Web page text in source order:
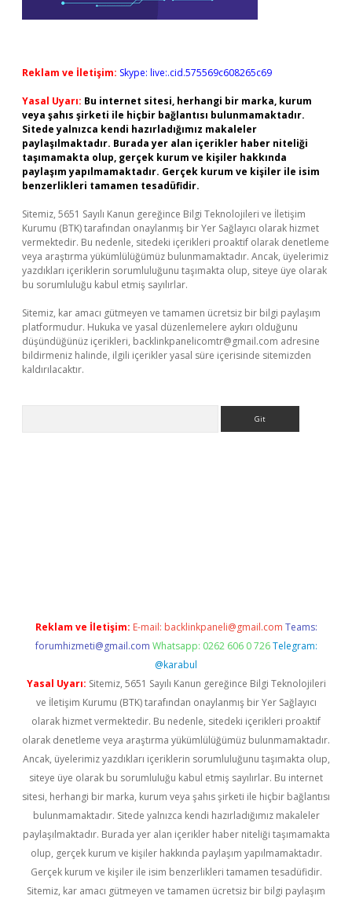
Reklam ve İletişim: Skype: live:.cid.575569c608265c69
Yasal Uyarı: Bu internet sitesi, herhangi bir marka, kurum
veya şahıs şirketi ile hiçbir bağlantısı bulunmamaktadır.
Sitede yalnızca kendi hazırladığımız makaleler
paylaşılmaktadır. Burada yer alan içerikler haber niteliği
taşımamakta olup, gerçek kurum ve kişiler hakkında
paylaşım yapılmamaktadır. Gerçek kurum ve kişiler ile isim
benzerlikleri tamamen tesadüfidir.
Sitemiz, 5651 Sayılı Kanun gereğince Bilgi Teknolojileri ve İletişim
Kurumu (BTK) tarafından onaylanmış bir Yer Sağlayıcı olarak hizmet
vermektedir. Bu nedenle, sitedeki içerikleri proaktif olarak denetleme
veya araştırma yükümlülüğümüz bulunmamaktadır. Ancak, üyelerimiz
yazdıkları içeriklerin sorumluluğunu taşımakta olup, siteye üye olarak
bu sorumluluğu kabul etmiş sayılırlar.
Sitemiz, kar amacı gütmeyen ve tamamen ücretsiz bir bilgi paylaşım
platformudur. Hukuka ve yasal düzenlemelere aykırı olduğunu
düşündüğünüz içerikleri, backlinkpanelicomtr@gmail.com adresine
bildirmeniz halinde, ilgili içerikler yasal süre içerisinde sitemizden
kaldırılacaktır.
Reklam ve İletişim: E-mail: backlinkpaneli@gmail.com Teams:
forumhizmeti@gmail.com Whatsapp: 0262 606 0 726 Telegram:
@karabul
Yasal Uyarı: Sitemiz, 5651 Sayılı Kanun gereğince Bilgi Teknolojileri
ve İletişim Kurumu (BTK) tarafından onaylanmış bir Yer Sağlayıcı
olarak hizmet vermektedir. Bu nedenle, sitedeki içerikleri proaktif
olarak denetleme veya araştırma yükümlülüğümüz bulunmamaktadır.
Ancak, üyelerimiz yazdıkları içeriklerin sorumluluğunu taşımakta olup,
siteye üye olarak bu sorumluluğu kabul etmiş sayılırlar. Bu internet
sitesi, herhangi bir marka, kurum veya şahıs şirketi ile hiçbir bağlantısı
bulunmamaktadır. Sitede yalnızca kendi hazırladığımız makaleler
paylaşılmaktadır. Burada yer alan içerikler haber niteliği taşımamakta
olup, gerçek kurum ve kişiler hakkında paylaşım yapılmamaktadır.
Gerçek kurum ve kişiler ile isim benzerlikleri tamamen tesadüfidir.
Sitemiz, kar amacı gütmeyen ve tamamen ücretsiz bir bilgi paylaşım